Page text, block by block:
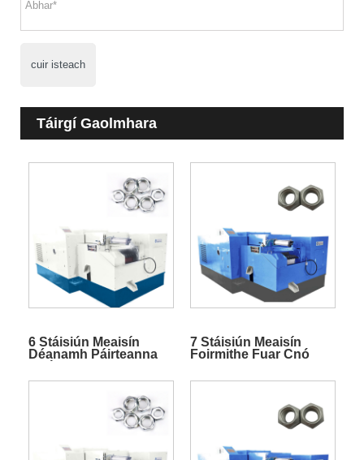
cuir isteach
Táirgí Gaolmhara
6 Stáisiún Meaisín
Déanamh Páirteanna
7 Stáisiún Meaisín
Foirmithe Fuar Cnó